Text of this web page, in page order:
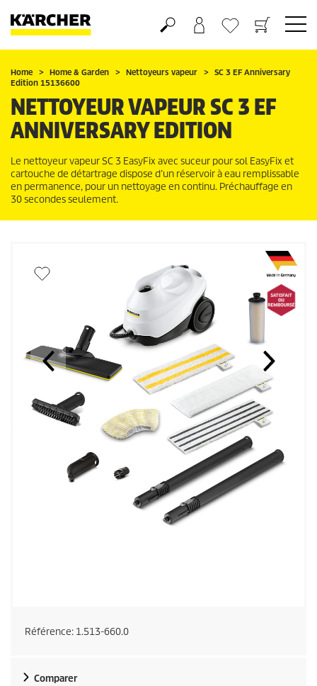
Panier
Mes Favoris
Home Home & Garden Nettoyeurs vapeur
SC 3 EF Anniversary
Edition 15136600
NETTOYEUR VAPEUR SC 3 EF
ANNIVERSARY EDITION
Le nettoyeur vapeur SC 3 EasyFixavec suceur pour sol EasyFixet
cartouche de détartrage dispose d’un réservoir à eau remplissable
en permanence, pour un nettoyage en continu. Préchauffage en
30 secondes seulement.
Référence: 1.513-660.0
Comparer